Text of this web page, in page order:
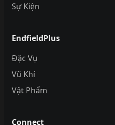
Sự Kiện
EndfieldPlus
Đặc Vụ
Vũ Khí
Vật Phẩm
Connect